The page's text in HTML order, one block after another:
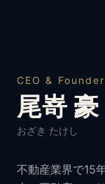
CEO & Founder
尾嵜 豪
おざき たけし
不動産業界で15